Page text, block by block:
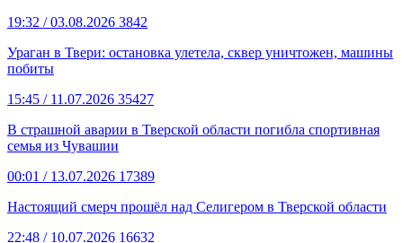
19:32 / 03.08.2026 3842
Ураган в Твери: остановка улетела, сквер уничтожен, машины
побиты
15:45 / 11.07.2026 35427
В страшной аварии в Тверской области погибла спортивная
семья из Чувашии
00:01 / 13.07.2026 17389
Настоящий смерч прошёл над Селигером в Тверской области
22:48 / 10.07.2026 16632